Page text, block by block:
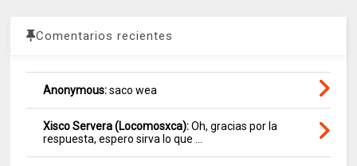
Comentarios recientes
Anonymous:saco wea
Xisco Servera (Locomosxca):Oh, gracias por la
respuesta, espero sirva lo que ...